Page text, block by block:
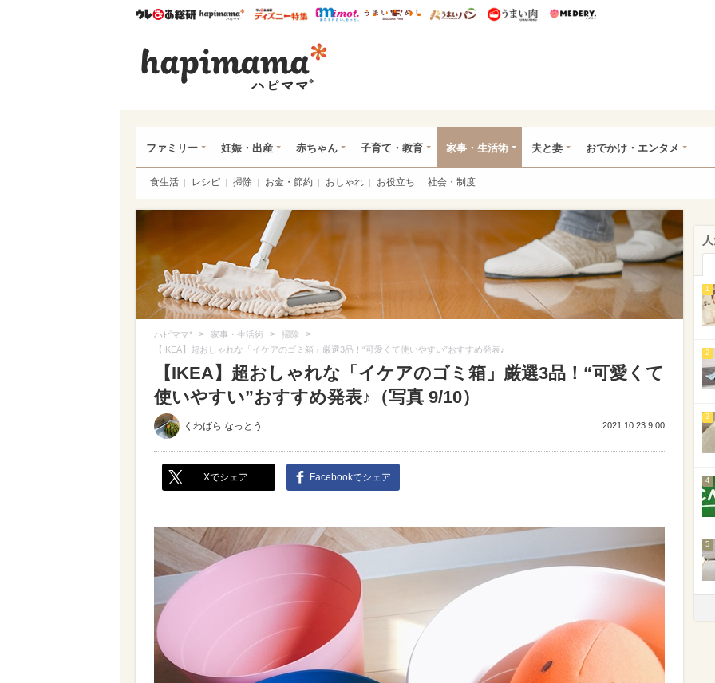
ウレぴあ総研ハピママ* ウレぴあ総研 ディズニー特集
mimot. うまいめし うまいパン うまい肉
ファミリー 妊娠・出産 赤ちゃん 子育て・教育 家事・生活術 夫と妻 おでかけ・エンタメ
食生活 レシピ 掃除 お金・節約 おしゃれ お役立ち 社会・制度
ハピママ* > 家事・生活術 > 掃除 >
【IKEA】超おしゃれな「イケアのゴミ箱」厳選3品！“可愛くて使いやすい”おすすめ発表♪
【IKEA】超おしゃれな「イケアのゴミ箱」厳選3品！“可愛くて
使いやすい”おすすめ発表♪（写真 9/10）
くわばら なっとう 2021.10.23 9:00
Xでシェア Facebookでシェア
1
2
3
4
5